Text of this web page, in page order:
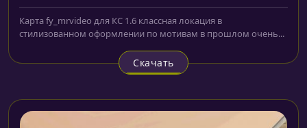
Карта fy_mrvideo для КС 1.6 классная локация в
стилизованном оформлении по мотивам в прошлом очень...
Скачать